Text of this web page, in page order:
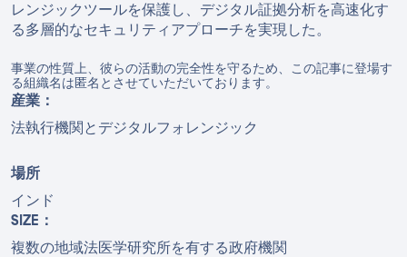
レンジックツールを保護し、デジタル証拠分析を高速化す
る多層的なセキュリティアプローチを実現した。
事業の性質上、彼らの活動の完全性を守るため、この記事に登場す
る組織名は匿名とさせていただいております。
産業：
法執行機関とデジタルフォレンジック
場所
インド
SIZE：
複数の地域法医学研究所を有する政府機関